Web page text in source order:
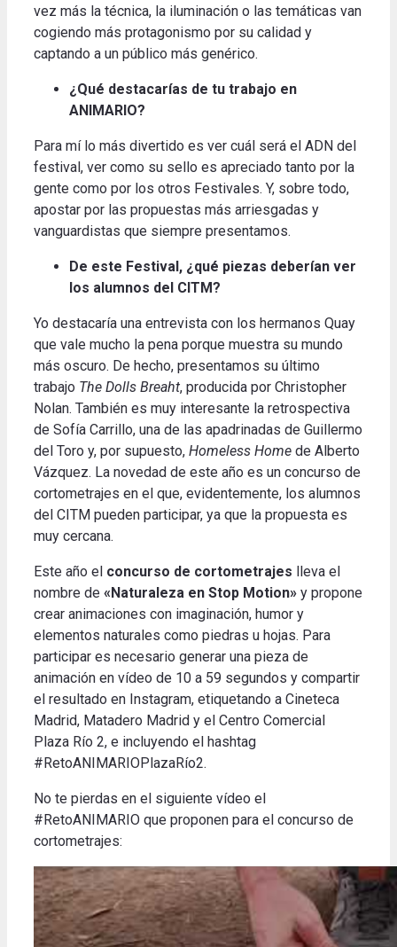
vez más la técnica, la iluminación o las temáticas van
cogiendo más protagonismo por su calidad y
captando a un público más genérico.
¿Qué destacarías de tu trabajo en
ANIMARIO?
Para mí lo más divertido es ver cuál será el ADN del
festival, ver como su sello es apreciado tanto por la
gente como por los otros Festivales. Y, sobre todo,
apostar por las propuestas más arriesgadas y
vanguardistas que siempre presentamos.
De este Festival, ¿qué piezas deberían ver
los alumnos del CITM?
Yo destacaría una entrevista con los hermanos Quay
que vale mucho la pena porque muestra su mundo
más oscuro. De hecho, presentamos su último
trabajo The Dolls Breaht, producida por Christopher
Nolan. También es muy interesante la retrospectiva
de Sofía Carrillo, una de las apadrinadas de Guillermo
del Toro y, por supuesto, Homeless Home de Alberto
Vázquez. La novedad de este año es un concurso de
cortometrajes en el que, evidentemente, los alumnos
del CITM pueden participar, ya que la propuesta es
muy cercana.
Este año el concurso de cortometrajes lleva el
nombre de «Naturaleza en Stop Motion» y propone
crear animaciones con imaginación, humor y
elementos naturales como piedras u hojas. Para
participar es necesario generar una pieza de
animación en vídeo de 10 a 59 segundos y compartir
el resultado en Instagram, etiquetando a Cineteca
Madrid, Matadero Madrid y el Centro Comercial
Plaza Río 2, e incluyendo el hashtag
#RetoANIMARIOPlazaRío2.
No te pierdas en el siguiente vídeo el
#RetoANIMARIO que proponen para el concurso de
cortometrajes: